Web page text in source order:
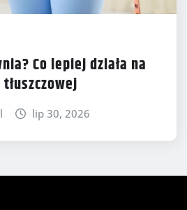
Co lepiej działa na
lip 30, 2026